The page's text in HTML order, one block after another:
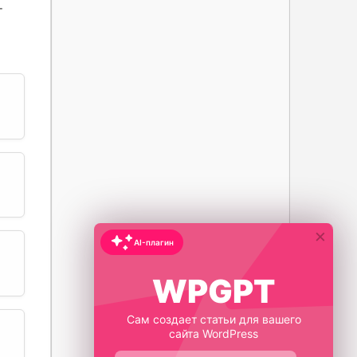
×
AI-плагин
WPGPT
Сам создает статьи для вашего
сайта WordPress